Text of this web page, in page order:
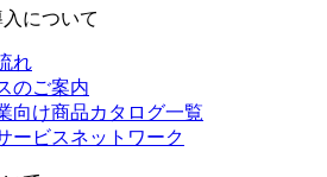
について
れ
のご案内
向け商品カタログ一覧
ービスネットワーク